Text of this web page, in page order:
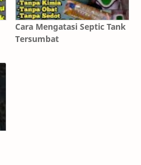
Cara Mengatasi Septic Tank
Tersumbat